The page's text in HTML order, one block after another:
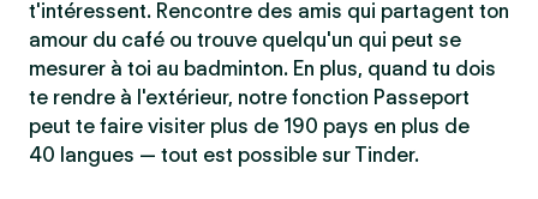
t'intéressent. Rencontre des amis qui partagent ton
amour du café ou trouve quelqu'un qui peut se
mesurer à toi au badminton. En plus, quand tu dois
te rendre à l'extérieur, notre fonction Passeport
peut te faire visiter plus de 190 pays en plus de
40 langues — tout est possible sur Tinder.